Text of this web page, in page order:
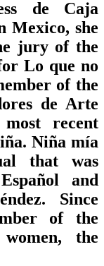
de Caja
Mexico, she
jury of the
Lo que no
of the
de Arte
recent
Niña mía
that was
and
Since
of the
the